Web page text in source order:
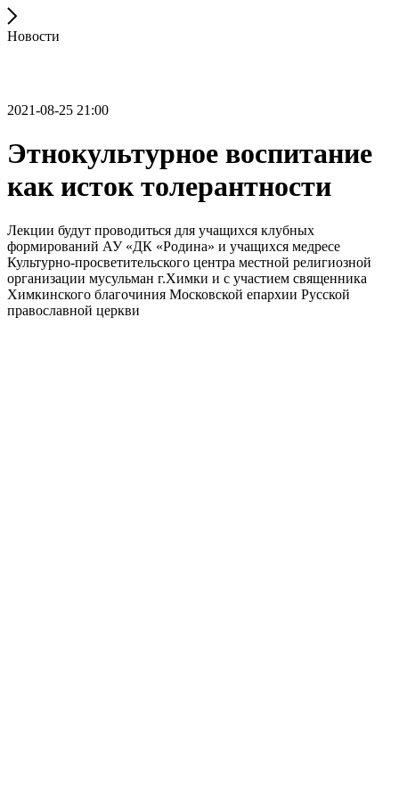
Новости
2021-08-25 21:00
Этнокультурное воспитание
как исток толерантности
Лекции будут проводиться для учащихся клубных
формирований АУ «ДК «Родина» и учащихся медресе
Культурно-просветительского центра местной религиозной
организации мусульман г.Химки и с участием священника
Химкинского благочиния Московской епархии Русской
православной церкви